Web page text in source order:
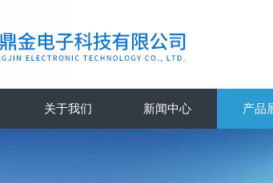
关于我们 新闻中心 产品